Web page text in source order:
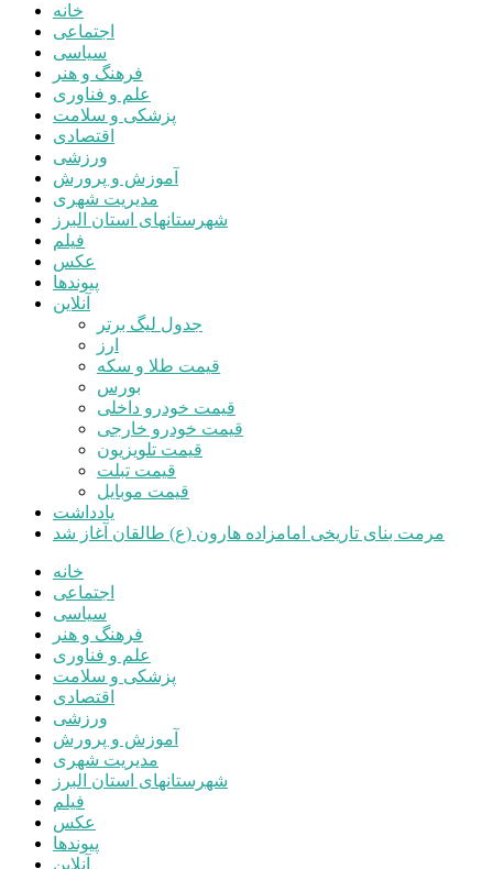
خانه
اجتماعی
سیاسی
فرهنگ و هنر
علم و فناوری
پزشکی و سلامت
اقتصادی
ورزشی
آموزش و پرورش
مدیریت شهری
شهرستانهای استان البرز
فیلم
عکس
پیوندها
آنلاین
جدول لیگ برتر
ارز
قیمت طلا و سکه
بورس
قیمت خودرو داخلی
قیمت خودرو خارجی
قیمت تلویزیون
قیمت تبلت
قیمت موبایل
یادداشت
مرمت بنای تاریخی امامزاده هارون (ع) طالقان آغاز شد
خانه
اجتماعی
سیاسی
فرهنگ و هنر
علم و فناوری
پزشکی و سلامت
اقتصادی
ورزشی
آموزش و پرورش
مدیریت شهری
شهرستانهای استان البرز
فیلم
عکس
پیوندها
آنلاین